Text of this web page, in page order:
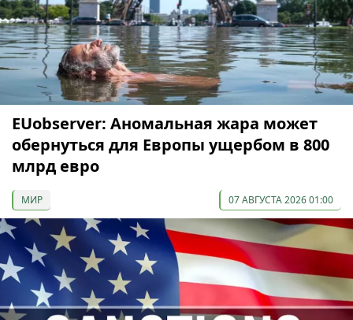
EUobserver: Аномальная жара может
обернуться для Европы ущербом в 800
млрд евро
МИР 07 АВГУСТА 2026 01:00